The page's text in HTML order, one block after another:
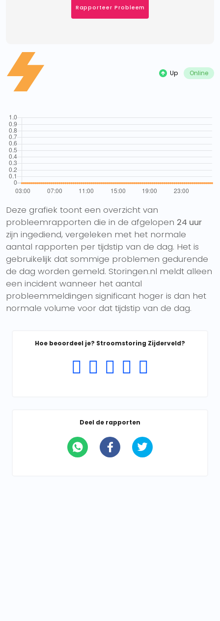
Rapporteer Probleem
Up Online
Deze grafiek toont een overzicht van
probleemrapporten die in de afgelopen 24 uur
zijn ingediend, vergeleken met het normale
aantal rapporten per tijdstip van de dag. Het is
gebruikelijk dat sommige problemen gedurende
de dag worden gemeld. Storingen.nl meldt alleen
een incident wanneer het aantal
probleemmeldingen significant hoger is dan het
normale volume voor dat tijdstip van de dag.
Hoe beoordeel je? Stroomstoring Zijderveld?
Deel de rapporten